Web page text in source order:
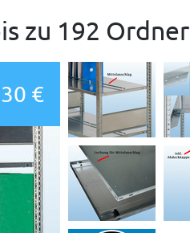
zu 192 Ordner
€